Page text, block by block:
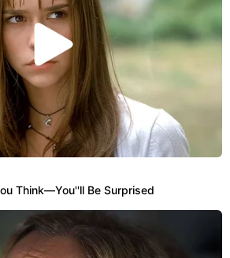
Think—You''ll Be Surprised